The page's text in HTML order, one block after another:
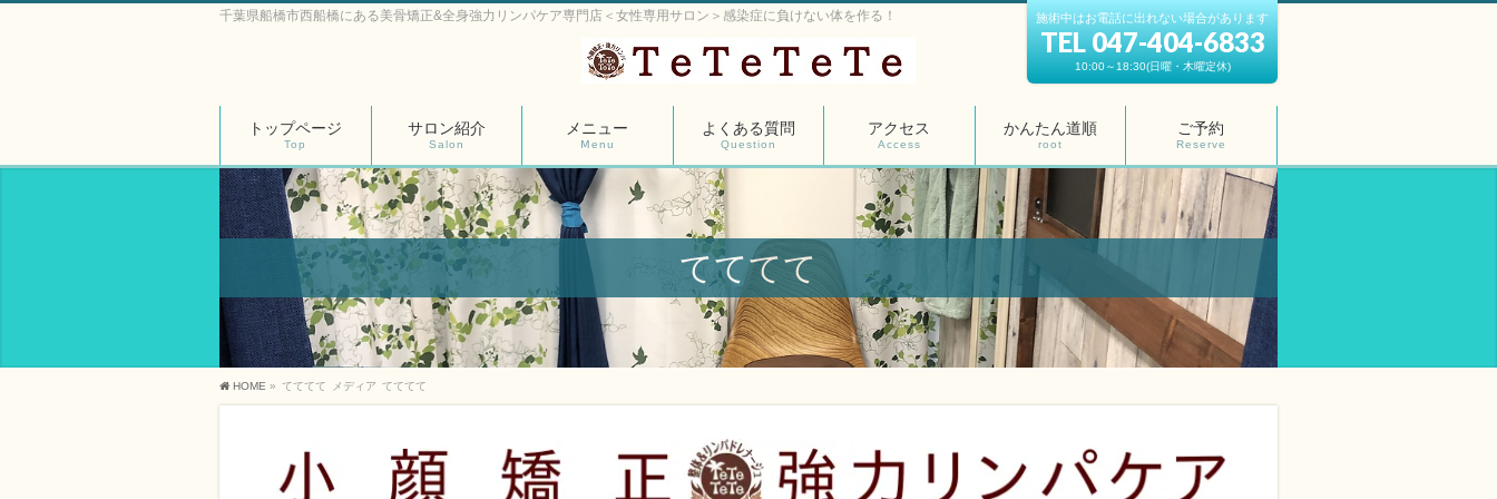
千葉県船橋市西船橋にある美骨矯正&全身強力リンパケア専門店＜女性専用サロン＞感染症に負けない体を作る！ 施術中はお電話に出れない場合があります
TEL 047-404-6833
10:00～18:30(日曜・木曜定休)
トップページ
Top
サロン紹介
Salon
メニュー
Ⅿenu
よくある質問
Question
アクセス
Access
かんたん道順
root
ご予約
Reserve
てててて
HOME » てててて メディア てててて